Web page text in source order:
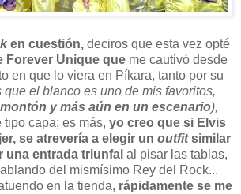
en cuestión,deciros que esta vez opté
Forever Unique que me cautivó desde
en que lo viera en Píkara, tanto por su
que el blanco es uno de mis favoritos,
y más aún en un escenario),
tipo capa; es más, yo creo que si Elvis
se atrevería a elegir un outfitsimilar
una entrada triunfal al pisar las tablas,
del mismísimo Rey del Rock...
en la tienda, rápidamente se me